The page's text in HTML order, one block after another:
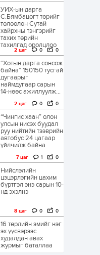
УИХ-ын дарга
С.Бямбацогт төрийг
төлөөлөн Сутай
хайрхны тэнгэрийг
тахих төрийн
тахилгад оролцлоо
2 цаг 0 0
“Хотын дарга сонсож
байна” 150150 тусгай
дугаарыг
наймдугаар сарын
14-нөөс ажиллуулж...
2 цаг 0 0
“Чингис хаан” олон
улсын нисэх буудал
руу нийтийн тээврийн
автобус 24 цагаар
үйлчилж байна
7 цаг 1 0
Нийслэлийн
цэцэрлэгийн цахим
бүртгэл энэ сарын 10-
нд эхэлнэ
8 цаг 0 0
16 төрлийн эмийг нэг
эх үүсвэрээс
худалдан авах
журмыг баталлаа